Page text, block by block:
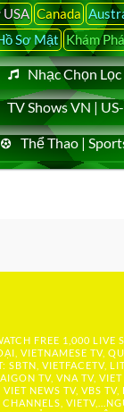
USA Canada
Sơ Mật Khám
Nhạc Chọn Lọc
TV Shows VN |
Thể Thao |
FREE 1,000 LIVE
VIETNAMESE TV,
VIETFACETV,
TV, VNA TV, VIET
NEWS TV, VBS
VIETV,...